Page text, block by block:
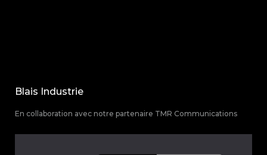
Blais Industrie
En collaboration avec notre partenaire TMR Communications